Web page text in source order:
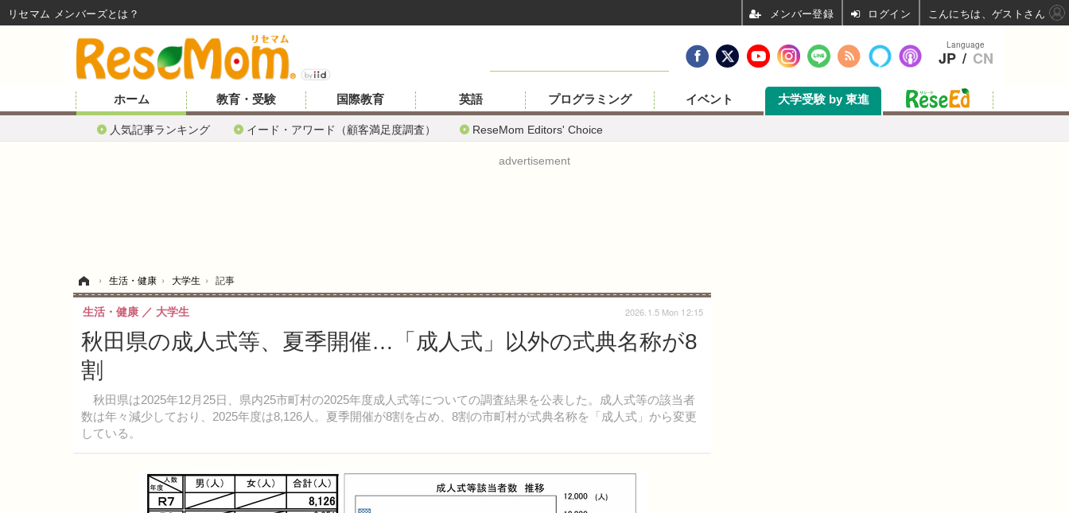
ホーム
人気記事ランキング イード・アワード（顧客満足度調査） ReseMom Editors' Choice
教育・受験 国際教育 英語 プログラミング イベント 大学受験 by 東進
advertisement
› 生活・健康 › 大学生 › 記事
秋田県の成人式等、夏季開催…「成人式」以外の式典名称が8
割
秋田県は2025年12月25日、県内25市町村の2025年度成人式等についての調査結果を公表した。成人式等の該当者
数は年々減少しており、2025年度は8,126人。夏季開催が8割を占め、8割の市町村が式典名称を「成人式」から変更
している。
生活・健康 大学生 2026.1.5 Mon 12:15
Language
JP / CN
リセマム メンバーズ ログイン こんにちは、ゲストさん